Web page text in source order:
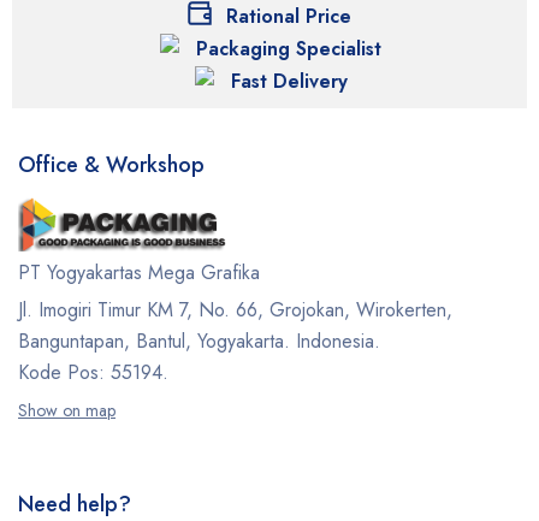
Rational Price
Packaging Specialist
Fast Delivery
Office & Workshop
PT Yogyakartas Mega Grafika
Jl. Imogiri Timur KM 7, No. 66, Grojokan, Wirokerten,
Banguntapan, Bantul, Yogyakarta. Indonesia.
Kode Pos: 55194.
Show on map
Need help?